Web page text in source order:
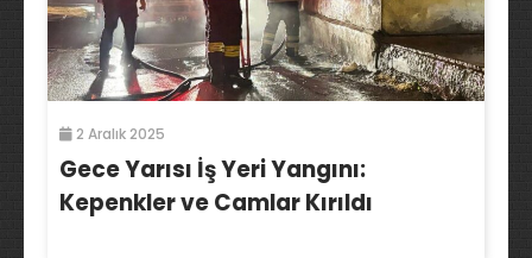
2 Aralık 2025
Gece Yarısı İş Yeri Yangını:
Kepenkler ve Camlar Kırıldı